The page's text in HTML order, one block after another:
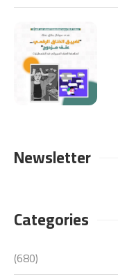
Newsletter
Categories
(680)